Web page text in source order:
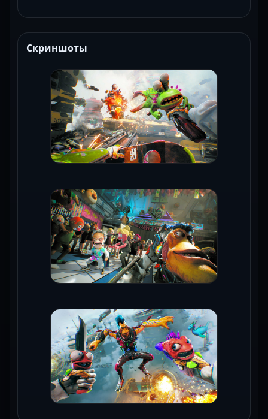
Скриншоты